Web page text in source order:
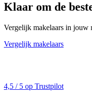
Klaar om de
Vergelijk makelaars in jouw
Vergelijk makelaars
4,5 / 5 op Trustpilot